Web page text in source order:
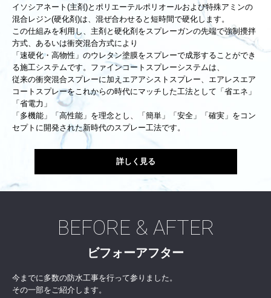
イソシアネート(主剤)とポリエーテルポリオールおよび特殊アミンの
混合レジン(硬化剤)は、混ぜ合わせると短時間で硬化します。
この仕組みを利用し、主剤と硬化剤をスプレーガンの先端で強制攪拌
方式、あるいは衝突混合方式により
「速硬化・高物性」のウレタン塗膜をスプレーで成形することができ
る施工システムです。ファインコートスプレーシステムは、
従来の衝突混合スプレーに加えエアアシストスプレー、エアレスエア
コートスプレーをこれからの時代にマッチした工法として「省エネ」
「省電力」
「多機能」「高性能」を理念とし、「簡単」「安全」「確実」をコン
セプトに開発された新時代のスプレー工法です。
詳しく見る
BEFORE & AFTER
ビフォーアフター
今までに多数の防水工事を行って参りました。
その一部をご紹介します。